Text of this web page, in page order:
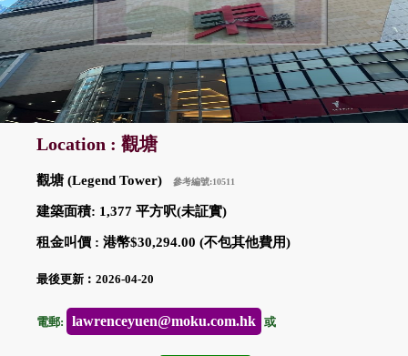
Location : 觀塘
觀塘 (Legend Tower) 參考編號:10511
建築面積: 1,377 平方呎(未証實)
租金叫價 : 港幣$30,294.00 (不包其他費用)
最後更新︰2026-04-20
電郵: lawrenceyuen@moku.com.hk 或